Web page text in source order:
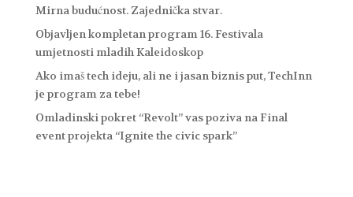
Mirna budućnost. Zajednička stvar.
Objavljen kompletan program 16. Festivala
umjetnosti mladih Kaleidoskop
Ako imaš tech ideju, ali ne i jasan biznis put, TechInn
je program za tebe!
Omladinski pokret “Revolt” vas poziva na Final
event projekta “Ignite the civic spark”